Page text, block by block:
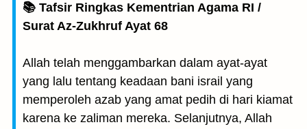
📚 Tafsir Ringkas Kementrian Agama RI /
Surat Az-Zukhruf Ayat 68
Allah telah menggambarkan dalam ayat-ayat
yang lalu tentang keadaan bani israil yang
memperoleh azab yang amat pedih di hari kiamat
karena ke zaliman mereka. Selanjutnya, Allah